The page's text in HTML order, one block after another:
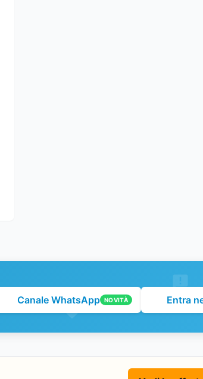
Canale WhatsApp NOVITÀ Entra